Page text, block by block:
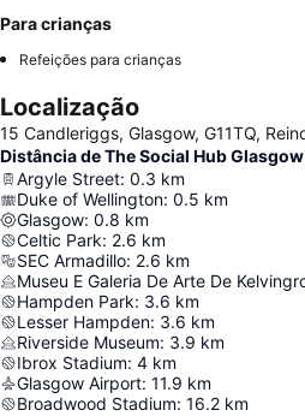
Para crianças
Refeições para crianças
Localização
15 Candleriggs, Glasgow, G11TQ,
Distância de The Social Hub Glasgow
Argyle Street: 0.3 km
Duke of Wellington: 0.5 km
Glasgow: 0.8 km
Celtic Park: 2.6 km
SEC Armadillo: 2.6 km
Museu E Galeria De Arte De
Hampden Park: 3.6 km
Lesser Hampden: 3.6 km
Riverside Museum: 3.9 km
Ibrox Stadium: 4 km
Glasgow Airport: 11.9 km
Broadwood Stadium: 16.2 km